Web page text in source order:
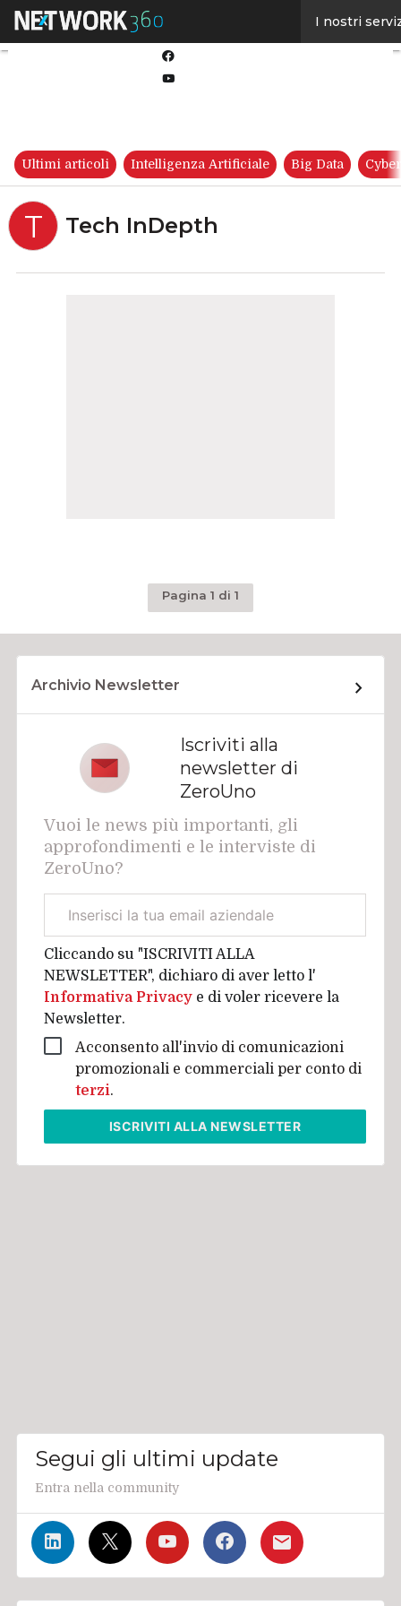
I nostri
Ultimi articoli Intelligenza Artificiale Big Data
T Tech InDepth
Pagina 1 di 1
Archivio Newsletter
Iscriviti alla
newsletter di
ZeroUno
Vuoi le news più importanti, gli
approfondimenti e le interviste di
ZeroUno?
aziendale
Cliccando su "ISCRIVITI ALLA
NEWSLETTER", dichiaro di aver letto l'
Informativa Privacy e di voler ricevere la
Newsletter.
Acconsento all'invio di comunicazioni
promozionali e commerciali per conto di
terzi.
ISCRIVITI ALLA NEWSLETTER
Segui gli ultimi update
Entra nella community